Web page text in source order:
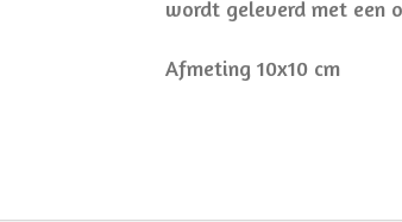
wordt geleverd met een
Afmeting 10x10 cm